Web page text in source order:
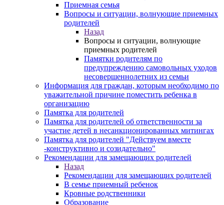
Приемная семья
Вопросы и ситуации, волнующие приемных
родителей
Назад
Вопросы и ситуации, волнующие
приемных родителей
Памятки родителям по
предупреждению самовольных уходов
несовершеннолетних из семьи
Информация для граждан, которым необходимо по
уважительной причине поместить ребенка в
организацию
Памятка для родителей
Памятка для родителей об ответственности за
участие детей в несанкционированных митингах
Памятка для родителей "Действуем вместе
-конструктивно и созидательно"
Рекомендации для замещающих родителей
Назад
Рекомендации для замещающих родителей
В семье приемный ребенок
Кровные родственники
Образование